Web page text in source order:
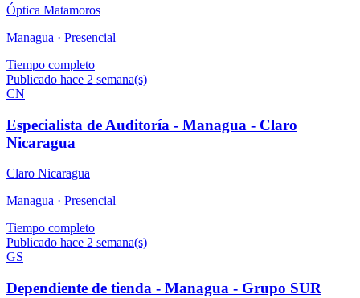
Óptica Matamoros
Managua · Presencial
Tiempo completo
Publicado hace 2 semana(s)
CN
Especialista de Auditoría - Managua - Claro
Nicaragua
Claro Nicaragua
Managua · Presencial
Tiempo completo
Publicado hace 2 semana(s)
GS
Dependiente de tienda - Managua - Grupo SUR